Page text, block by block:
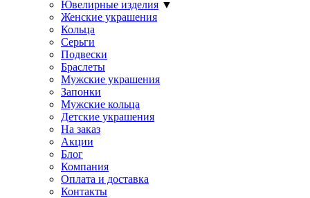
Ювелирные изделия ▼
Женские украшения
Кольца
Серьги
Подвески
Браслеты
Мужские украшения
Запонки
Мужские кольца
Детские украшения
На заказ
Акции
Блог
Компания
Оплата и доставка
Контакты